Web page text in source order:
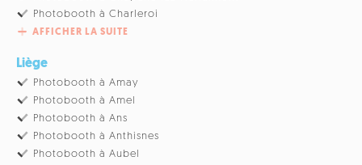
Photobooth à Charleroi
AFFICHER LA SUITE
Liège
Photobooth à Amay
Photobooth à Amel
Photobooth à Ans
Photobooth à Anthisnes
Photobooth à Aubel